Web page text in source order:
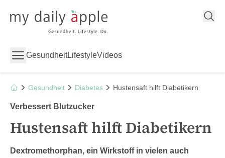
My Daily Apple
GesundheitLifestyleVideos
Gesundheit Diabetes Hustensaft hilft Diabetikern
Verbessert Blutzucker
Hustensaft hilft Diabetikern
Dextromethorphan, ein Wirkstoff in vielen auch